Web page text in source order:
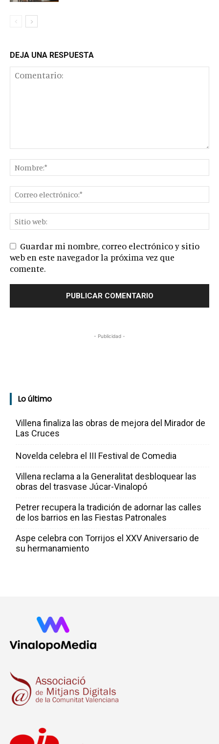
DEJA UNA RESPUESTA
Guardar mi nombre, correo electrónico y sitio
web en este navegador la próxima vez que
comente.
- Publicidad -
Lo último
Villena finaliza las obras de mejora del Mirador de
Las Cruces
Novelda celebra el III Festival de Comedia
Villena reclama a la Generalitat desbloquear las
obras del trasvase Júcar-Vinalopó
Petrer recupera la tradición de adornar las calles
de los barrios en las Fiestas Patronales
Aspe celebra con Torrijos el XXV Aniversario de
su hermanamiento